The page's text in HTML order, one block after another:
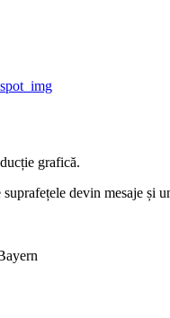
grafică.
devin mesaje și